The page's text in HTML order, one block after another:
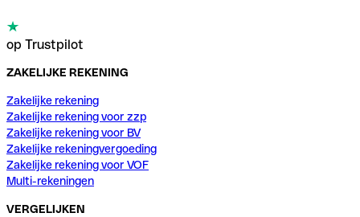
op Trustpilot
ZAKELIJKE REKENING
Zakelijke rekening
Zakelijke rekening voor zzp
Zakelijke rekening voor BV
Zakelijke rekeningvergoeding
Zakelijke rekening voor VOF
Multi-rekeningen
VERGELIJKEN